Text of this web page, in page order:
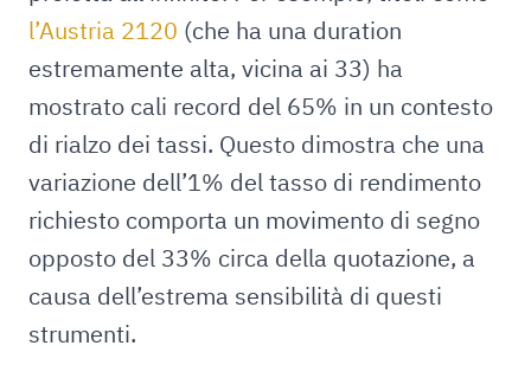
l’Austria 2120 (che ha una duration
estremamente alta, vicina ai 33) ha
mostrato cali record del 65% in un contesto
di rialzo dei tassi. Questo dimostra che una
variazione dell’1% del tasso di rendimento
richiesto comporta un movimento di segno
opposto del 33% circa della quotazione, a
causa dell’estrema sensibilità di questi
strumenti.